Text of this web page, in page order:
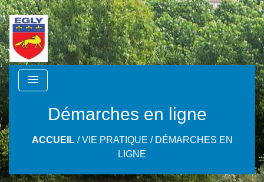
menu
Démarches en ligne
ACCUEIL/VIE PRATIQUE / DÉMARCHES EN
LIGNE